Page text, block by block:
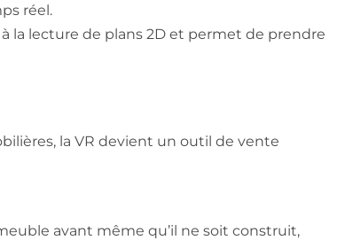
réel.
la lecture de plans 2D et permet de prendre
la VR devient un outil de vente
avant même qu’il ne soit construit,